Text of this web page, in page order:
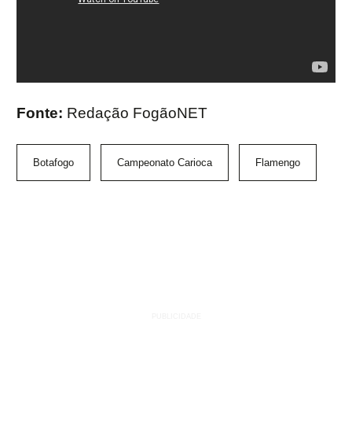
Fonte: Redação FogãoNET
Botafogo Campeonato Carioca Flamengo